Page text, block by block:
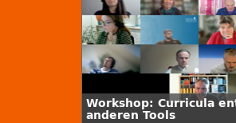
Workshop: Curricula
anderen Tools